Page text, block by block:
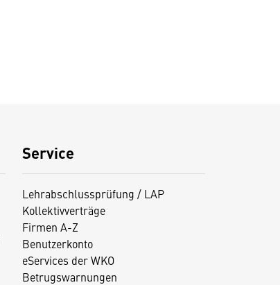
Service
Lehrabschlussprüfung / LAP
Kollektivverträge
Firmen A-Z
Benutzerkonto
eServices der WKO
Betrugswarnungen